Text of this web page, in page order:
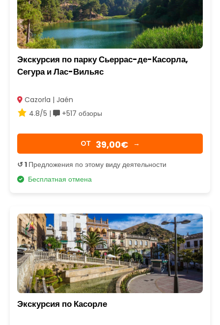
Экскурсия по парку Сьеррас-де-Касорла,
Сегура и Лас-Вильяс
Cazorla | Jaén
4.8/5 |
+517 обзоры
OТ 39,00€ →
↺ 1 Предложения по этому виду деятельности
Бесплатная отмена
Экскурсия по Касорле